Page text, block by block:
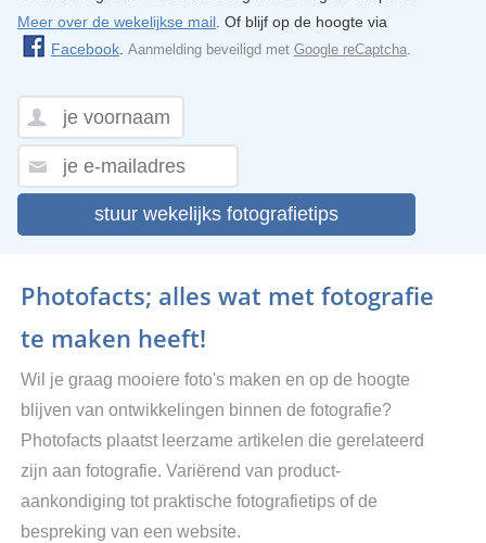
Meer over de wekelijkse mail. Of blijf op de hoogte via
Facebook. Aanmelding beveiligd met Google reCaptcha.
stuur wekelijks fotografietips
Photofacts; alles wat met fotografie
te maken heeft!
Wil je graag mooiere foto's maken en op de hoogte
blijven van ontwikkelingen binnen de fotografie?
Photofacts plaatst leerzame artikelen die gerelateerd
zijn aan fotografie. Variërend van product-
aankondiging tot praktische fotografietips of de
bespreking van een website.